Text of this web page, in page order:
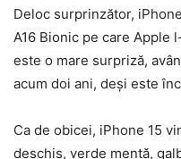
Deloc surprinzător,
A16 Bionic pe care Apple
este o mare surpriză,
acum doi ani, deși este
Ca de obicei, iPhone 15
deschis, verde mentă,